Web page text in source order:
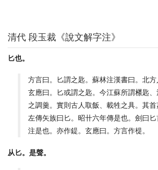
清代 段玉裁《說文解字注》
匕也。
方言曰。匕謂之匙。蘇林注漢書曰。北方
玄應曰。匕或謂之匙。今江蘇所謂𣘻匙
之調羹。實則古人取飯、載牲之具。其
左傳矢族曰匕。昭卄六年傳是也。劍曰
注是也。亦作鍉。玄應曰。方言作㮛。
从匕。是聲。